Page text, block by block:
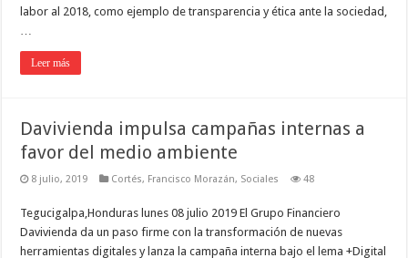
labor al 2018, como ejemplo de transparencia y ética ante la sociedad,
Leer más
Davivienda impulsa campañas internas a
favor del medio ambiente
8 julio, 2019 Cortés, Francisco Morazán, Sociales 48
Tegucigalpa,Honduras lunes 08 julio 2019 El Grupo Financiero
Davivienda da un paso firme con la transformación de nuevas
herramientas digitales y lanza la campaña interna bajo el lema +Digital